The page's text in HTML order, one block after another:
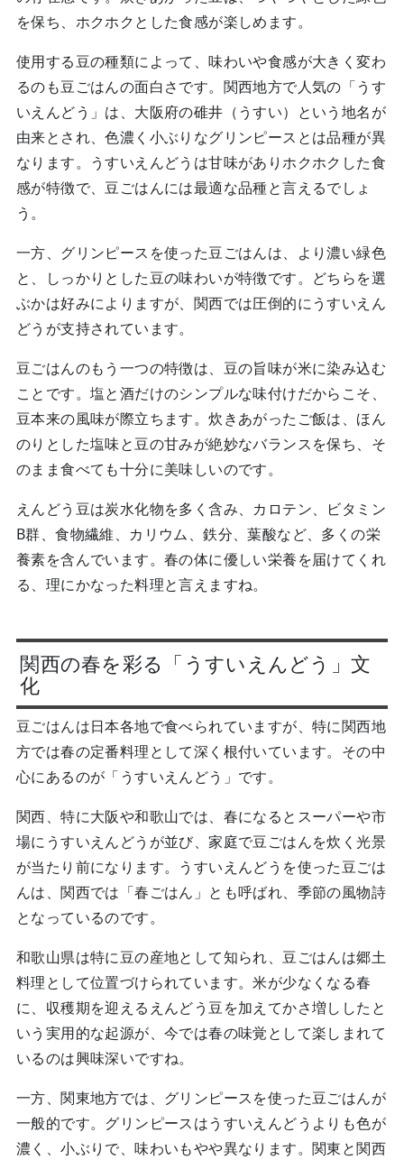
を保ち、ホクホクとした食感が楽しめます。
使用する豆の種類によって、味わいや食感が大きく変わ
るのも豆ごはんの面白さです。関西地方で人気の「うす
いえんどう」は、大阪府の碓井（うすい）という地名が
由来とされ、色濃く小ぶりなグリンピースとは品種が異
なります。うすいえんどうは甘味がありホクホクした食
感が特徴で、豆ごはんには最適な品種と言えるでしょ
う。
一方、グリンピースを使った豆ごはんは、より濃い緑色
と、しっかりとした豆の味わいが特徴です。どちらを選
ぶかは好みによりますが、関西では圧倒的にうすいえん
どうが支持されています。
豆ごはんのもう一つの特徴は、豆の旨味が米に染み込む
ことです。塩と酒だけのシンプルな味付けだからこそ、
豆本来の風味が際立ちます。炊きあがったご飯は、ほん
のりとした塩味と豆の甘みが絶妙なバランスを保ち、そ
のまま食べても十分に美味しいのです。
えんどう豆は炭水化物を多く含み、カロテン、ビタミン
B群、食物繊維、カリウム、鉄分、葉酸など、多くの栄
養素を含んでいます。春の体に優しい栄養を届けてくれ
る、理にかなった料理と言えますね。
関西の春を彩る「うすいえんどう」文
化
豆ごはんは日本各地で食べられていますが、特に関西地
方では春の定番料理として深く根付いています。その中
心にあるのが「うすいえんどう」です。
関西、特に大阪や和歌山では、春になるとスーパーや市
場にうすいえんどうが並び、家庭で豆ごはんを炊く光景
が当たり前になります。うすいえんどうを使った豆ごは
んは、関西では「春ごはん」とも呼ばれ、季節の風物詩
となっているのです。
和歌山県は特に豆の産地として知られ、豆ごはんは郷土
料理として位置づけられています。米が少なくなる春
に、収穫期を迎えるえんどう豆を加えてかさ増ししたと
いう実用的な起源が、今では春の味覚として楽しまれて
いるのは興味深いですね。
一方、関東地方では、グリンピースを使った豆ごはんが
一般的です。グリンピースはうすいえんどうよりも色が
濃く、小ぶりで、味わいもやや異なります。関東と関西